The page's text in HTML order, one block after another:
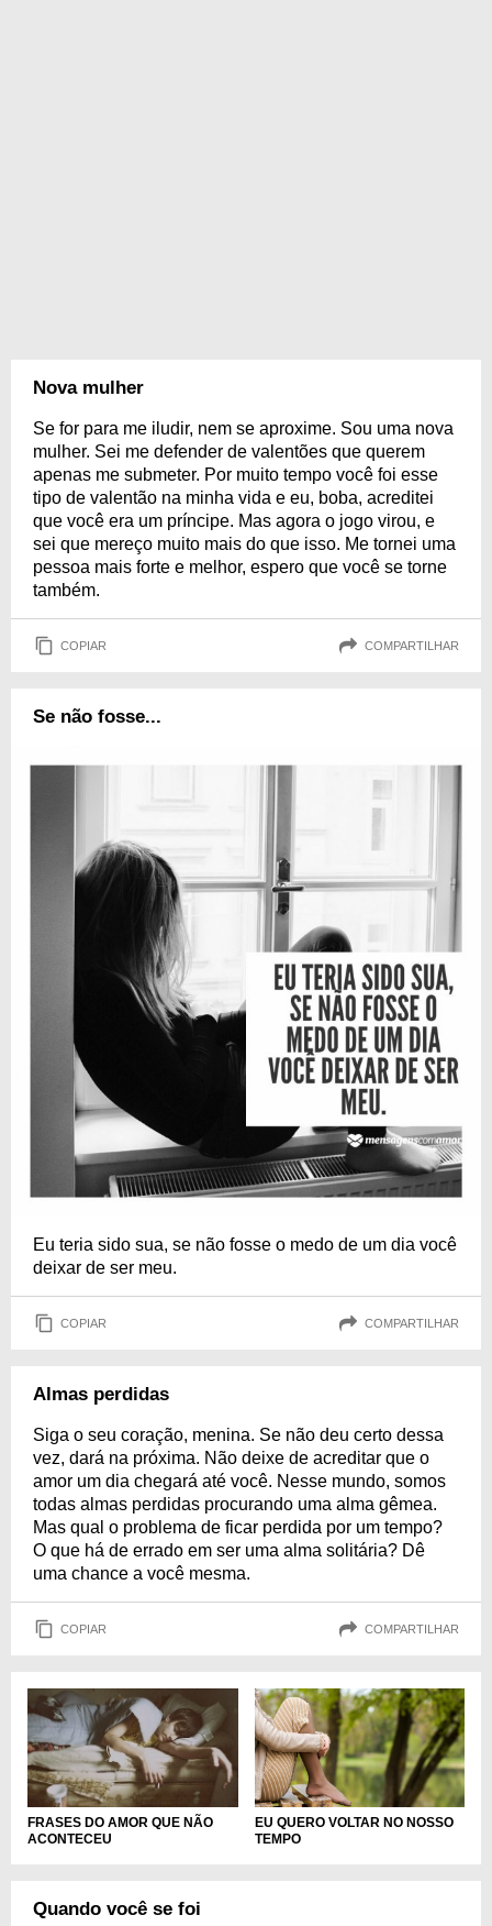
Nova mulher
Se for para me iludir, nem se aproxime. Sou uma nova
mulher. Sei me defender de valentões que querem
apenas me submeter. Por muito tempo você foi esse
tipo de valentão na minha vida e eu, boba, acreditei
que você era um príncipe. Mas agora o jogo virou, e
sei que mereço muito mais do que isso. Me tornei uma
pessoa mais forte e melhor, espero que você se torne
também.
COPIAR COMPARTILHAR
Se não fosse...
Eu teria sido sua, se não fosse o medo de um dia você
deixar de ser meu.
COPIAR COMPARTILHAR
Almas perdidas
Siga o seu coração, menina. Se não deu certo dessa
vez, dará na próxima. Não deixe de acreditar que o
amor um dia chegará até você. Nesse mundo, somos
todas almas perdidas procurando uma alma gêmea.
Mas qual o problema de ficar perdida por um tempo?
O que há de errado em ser uma alma solitária? Dê
uma chance a você mesma.
COPIAR COMPARTILHAR
FRASES DO AMOR QUE NÃO
ACONTECEU
EU QUERO VOLTAR NO NOSSO
TEMPO
Quando você se foi